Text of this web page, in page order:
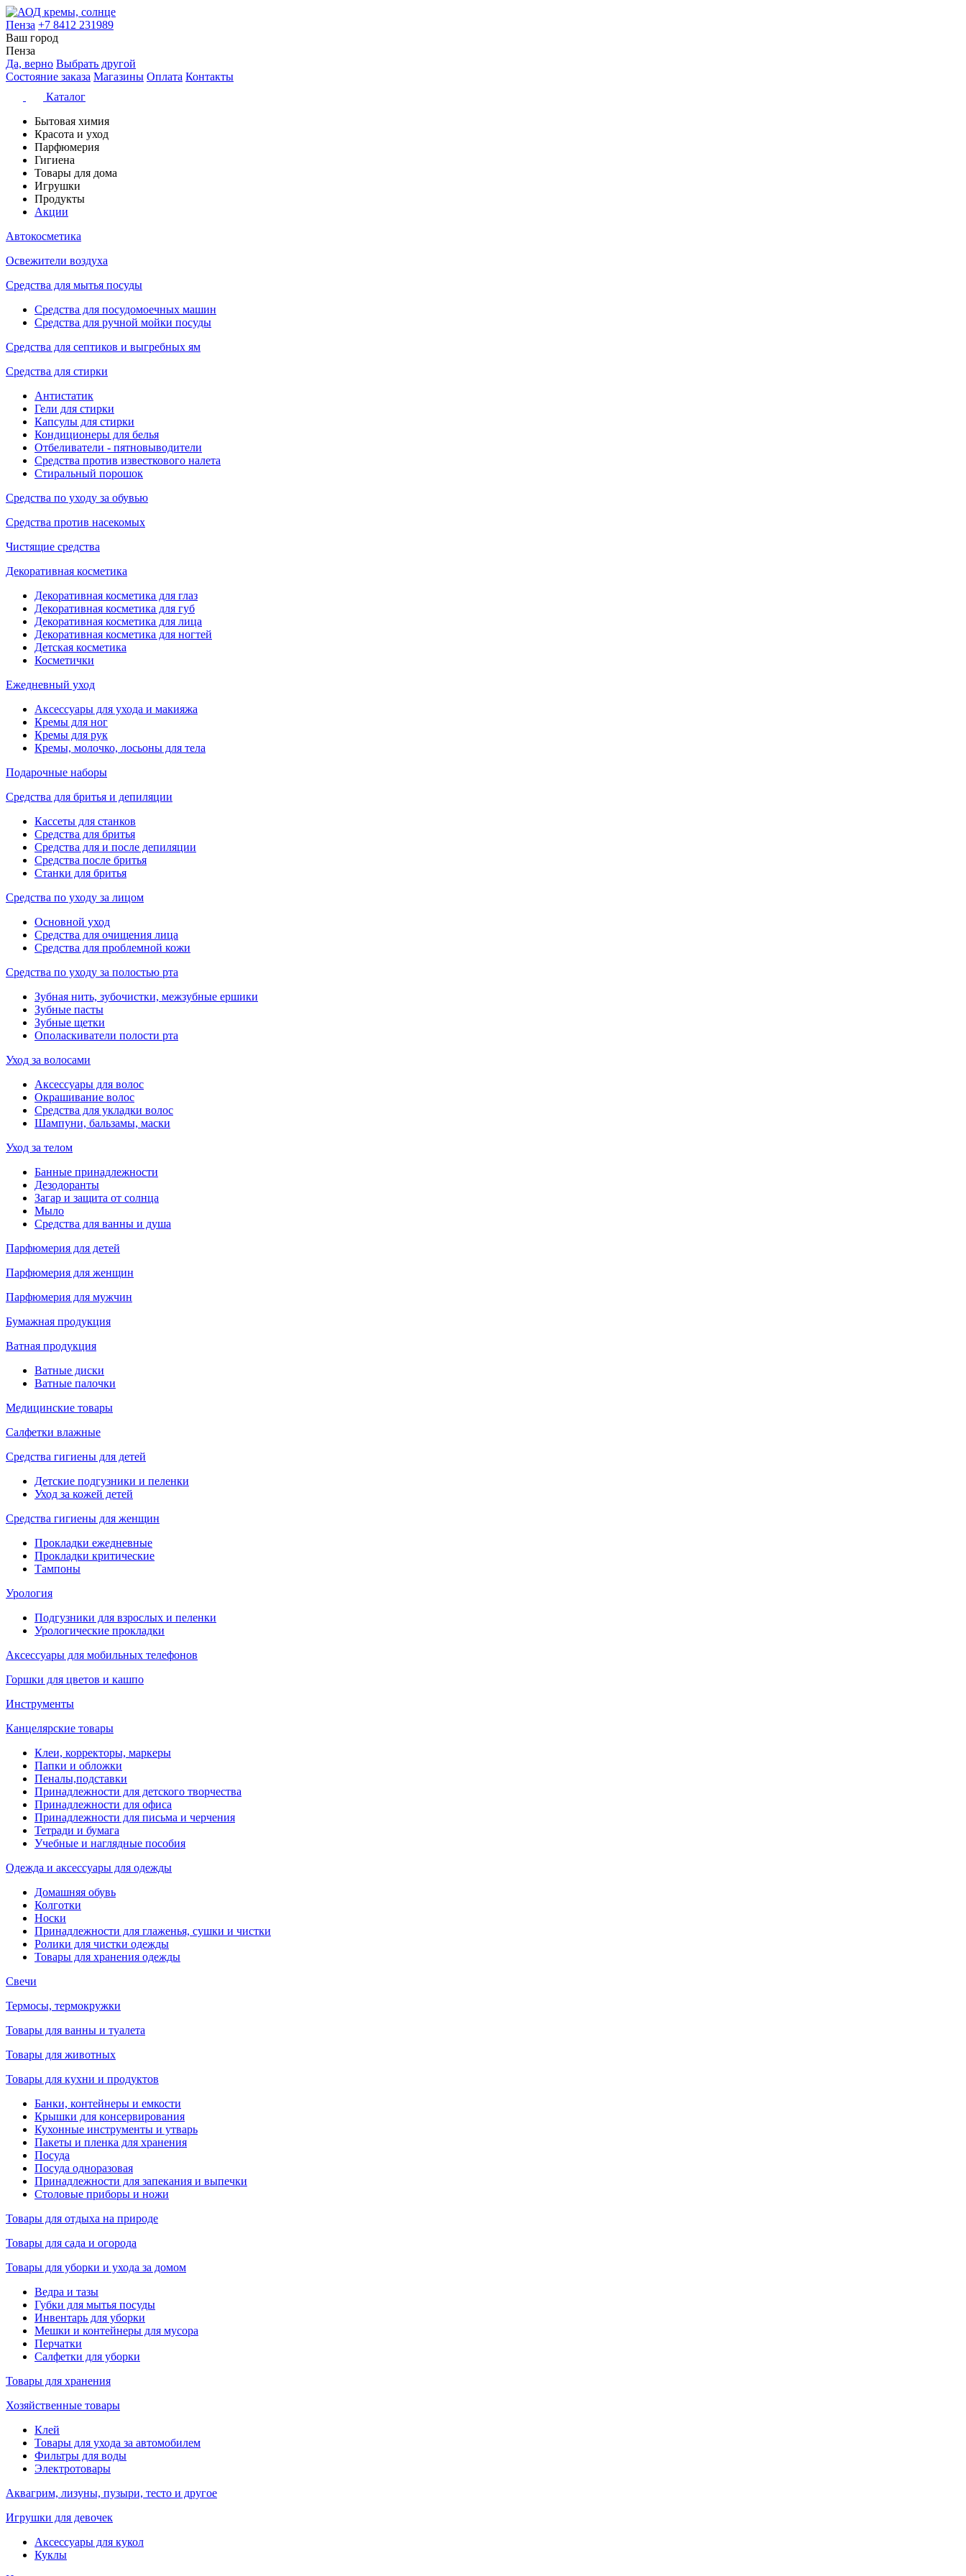
Пенза +7 8412 231989
Ваш город
Пенза
Да, верно Выбрать другой
Состояние заказа Магазины Оплата Контакты
Каталог
Бытовая химия
Красота и уход
Парфюмерия
Гигиена
Товары для дома
Игрушки
Продукты
Акции
Автокосметика
Освежители воздуха
Средства для мытья посуды
Средства для посудомоечных машин
Средства для ручной мойки посуды
Средства для септиков и выгребных ям
Средства для стирки
Антистатик
Гели для стирки
Капсулы для стирки
Кондиционеры для белья
Отбеливатели - пятновыводители
Средства против известкового налета
Стиральный порошок
Средства по уходу за обувью
Средства против насекомых
Чистящие средства
Декоративная косметика
Декоративная косметика для глаз
Декоративная косметика для губ
Декоративная косметика для лица
Декоративная косметика для ногтей
Детская косметика
Косметички
Ежедневный уход
Аксессуары для ухода и макияжа
Кремы для ног
Кремы для рук
Кремы, молочко, лосьоны для тела
Подарочные наборы
Средства для бритья и депиляции
Кассеты для станков
Средства для бритья
Средства для и после депиляции
Средства после бритья
Станки для бритья
Средства по уходу за лицом
Основной уход
Средства для очищения лица
Средства для проблемной кожи
Средства по уходу за полостью рта
Зубная нить, зубочистки, межзубные ершики
Зубные пасты
Зубные щетки
Ополаскиватели полости рта
Уход за волосами
Аксессуары для волос
Окрашивание волос
Средства для укладки волос
Шампуни, бальзамы, маски
Уход за телом
Банные принадлежности
Дезодоранты
Загар и защита от солнца
Мыло
Средства для ванны и душа
Парфюмерия для детей
Парфюмерия для женщин
Парфюмерия для мужчин
Бумажная продукция
Ватная продукция
Ватные диски
Ватные палочки
Медицинские товары
Салфетки влажные
Средства гигиены для детей
Детские подгузники и пеленки
Уход за кожей детей
Средства гигиены для женщин
Прокладки ежедневные
Прокладки критические
Тампоны
Урология
Подгузники для взрослых и пеленки
Урологические прокладки
Аксессуары для мобильных телефонов
Горшки для цветов и кашпо
Инструменты
Канцелярские товары
Клеи, корректоры, маркеры
Папки и обложки
Пеналы,подставки
Принадлежности для детского творчества
Принадлежности для офиса
Принадлежности для письма и черчения
Тетради и бумага
Учебные и наглядные пособия
Одежда и аксессуары для одежды
Домашняя обувь
Колготки
Носки
Принадлежности для глаженья, сушки и чистки
Ролики для чистки одежды
Товары для хранения одежды
Свечи
Термосы, термокружки
Товары для ванны и туалета
Товары для животных
Товары для кухни и продуктов
Банки, контейнеры и емкости
Крышки для консервирования
Кухонные инструменты и утварь
Пакеты и пленка для хранения
Посуда
Посуда одноразовая
Принадлежности для запекания и выпечки
Столовые приборы и ножи
Товары для отдыха на природе
Товары для сада и огорода
Товары для уборки и ухода за домом
Ведра и тазы
Губки для мытья посуды
Инвентарь для уборки
Мешки и контейнеры для мусора
Перчатки
Салфетки для уборки
Товары для хранения
Хозяйственные товары
Клей
Товары для ухода за автомобилем
Фильтры для воды
Электротовары
Аквагрим, лизуны, пузыри, тесто и другое
Игрушки для девочек
Аксессуары для кукол
Куклы